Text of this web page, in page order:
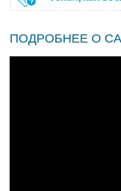
ПОДРОБНЕЕ О